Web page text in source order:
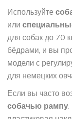
Используйте
или
для собак до 70
бёдрами, и вы
модели с
для немецких
Если вы часто
собачью рампу.